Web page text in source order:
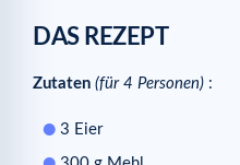
DAS REZEPT
Zutaten (für 4 Personen) :
3 Eier